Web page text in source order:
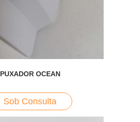
PUXADOR OCEAN
Sob Consulta